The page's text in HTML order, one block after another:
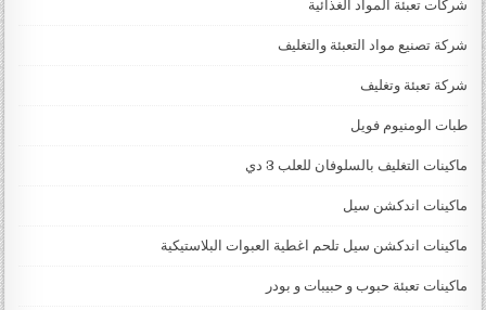
شركات تعبئة المواد الغذائية
شركة تصنيع مواد التعبئة والتغليف
شركة تعبئة وتغليف
طبات الومنيوم فويل
ماكينات التغليف بالسلوفان للعلب 3 دي
ماكينات اندكشن سيل
ماكينات اندكشن سيل تلحم اغطية العبوات البلاستيكية
ماكينات تعبئة حبوب و حبيبات و بودر